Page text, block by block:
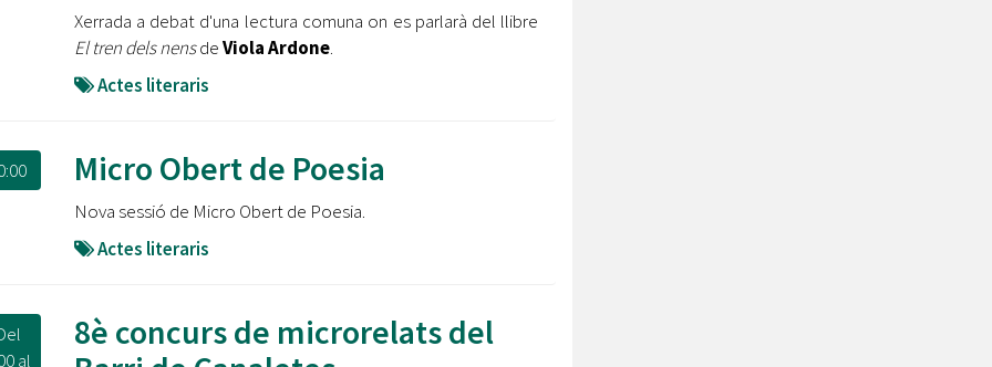
Xerrada a debat d'una lectura comuna on es parlarà del llibre
El tren dels nensdeViola Ardone.
Actes literaris
Micro Obert de Poesia
Nova sessió de Micro Obert de Poesia.
Actes literaris
al
8è concurs de microrelats del